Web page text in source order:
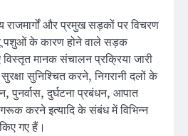
राजमार्गों और प्रमुख सड़कों पर विचरण
पशुओं के कारण होने वाले सड़क
मानक संचालन प्रक्रिया जारी
सुनिश्चित करने, निगरानी दलों के
दुर्घटना प्रबंधन, आपात
करने इत्यादि के संबंध में विभिन्न
किए गए हैं।